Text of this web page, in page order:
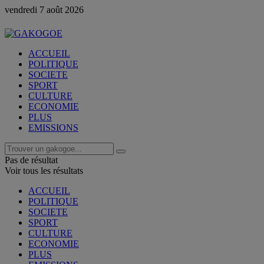
vendredi 7 août 2026
ACCUEIL
POLITIQUE
SOCIETE
SPORT
CULTURE
ECONOMIE
PLUS
EMISSIONS
Pas de résultat
Voir tous les résultats
ACCUEIL
POLITIQUE
SOCIETE
SPORT
CULTURE
ECONOMIE
PLUS